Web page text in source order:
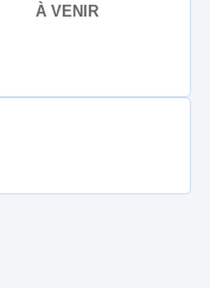
À VENIR